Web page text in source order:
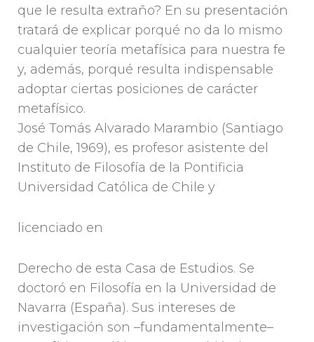
que le resulta extraño? En su presentación
tratará de explicar porqué no da lo mismo
cualquier teoría metafísica para nuestra fe
y, además, porqué resulta indispensable
adoptar ciertas posiciones de carácter
metafísico.
José Tomás Alvarado Marambio (Santiago
de Chile, 1969), es profesor asistente del
Instituto de Filosofía de la Pontificia
Universidad Católica de Chile y
licenciado en
Derecho de esta Casa de Estudios. Se
doctoró en Filosofía en la Universidad de
Navarra (España). Sus intereses de
investigación son –fundamentalmente–